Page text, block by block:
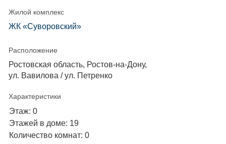
Жилой комплекс
ЖК «Суворовский»
Расположение
Ростовская область, Ростов-на-Дону,
ул. Вавилова / ул. Петренко
Характеристики
Этаж: 0
Этажей в доме: 19
Количество комнат: 0